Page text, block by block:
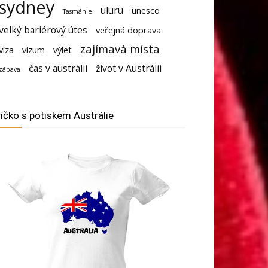
Tasmánie uluru unesco
bariérový útes
veřejná doprava
vízum výlet zajímavá místa
čas v austrálii život v Austrálii
s potiskem Austrálie